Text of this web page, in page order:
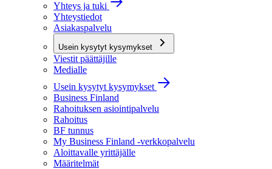
Yhteys ja tuki
Yhteystiedot
Asiakaspalvelu
Usein kysytyt kysymykset
Viestit päättäjille
Medialle
Usein kysytyt kysymykset
Business Finland
Rahoituksen asiointipalvelu
Rahoitus
BF tunnus
My Business Finland -verkkopalvelu
Aloittavalle yrittäjälle
Määritelmät